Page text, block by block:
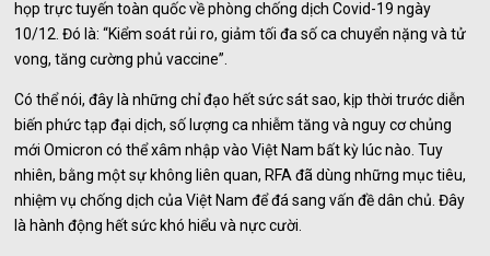
họp trực tuyến toàn quốc về phòng chống dịch Covid-19 ngày
10/12. Đó là: “Kiểm soát rủi ro, giảm tối đa số ca chuyển nặng và tử
vong, tăng cường phủ vaccine”.
Có thể nói, đây là những chỉ đạo hết sức sát sao, kịp thời trước diễn
biến phức tạp đại dịch, số lượng ca nhiễm tăng và nguy cơ chủng
mới Omicron có thể xâm nhập vào Việt Nam bất kỳ lúc nào. Tuy
nhiên, bằng một sự không liên quan, RFA đã dùng những mục tiêu,
nhiệm vụ chống dịch của Việt Nam để đá sang vấn đề dân chủ. Đây
là hành động hết sức khó hiểu và nực cười.